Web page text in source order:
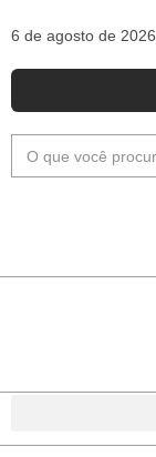
6 de agosto de 2026